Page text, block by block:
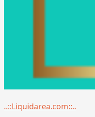
Menu
..::Liquidarea.com::..